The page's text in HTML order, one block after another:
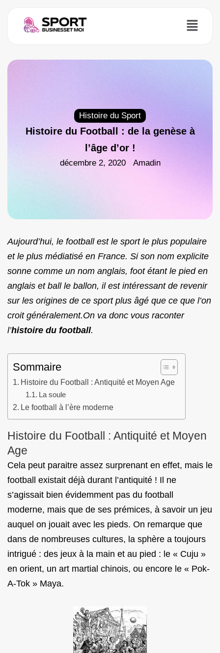
Menu
Histoire du Sport
Histoire du Football : de la genèse à
l’âge d’or !
décembre 2, 2020 Amadin
Aujourd’hui, le football est le sport le plus populaire
et le plus médiatisé en France. Si son nom explicite
sonne comme un nom anglais, foot étant le pied en
anglais et ball le ballon, il est intéressant de revenir
sur les origines de ce sport plus âgé que ce que l’on
croit généralement.On va donc vous raconter
l’histoire du football.
Sommaire
Histoire du Football : Antiquité et Moyen Age
La soule
Le football à l’ère moderne
Histoire du Football : Antiquité et Moyen
Age
Cela peut paraitre assez surprenant en effet, mais le
football existait déjà durant l’antiquité ! Il ne
s’agissait bien évidemment pas du football
moderne, mais que de ses prémices, à savoir un jeu
auquel on jouait avec les pieds. On remarque que
dans de nombreuses cultures, la sphère a toujours
intrigué : des jeux à la main et au pied : le « Cuju »
en orient, un art martial chinois, ou encore le « Pok-
A-Tok » Maya.